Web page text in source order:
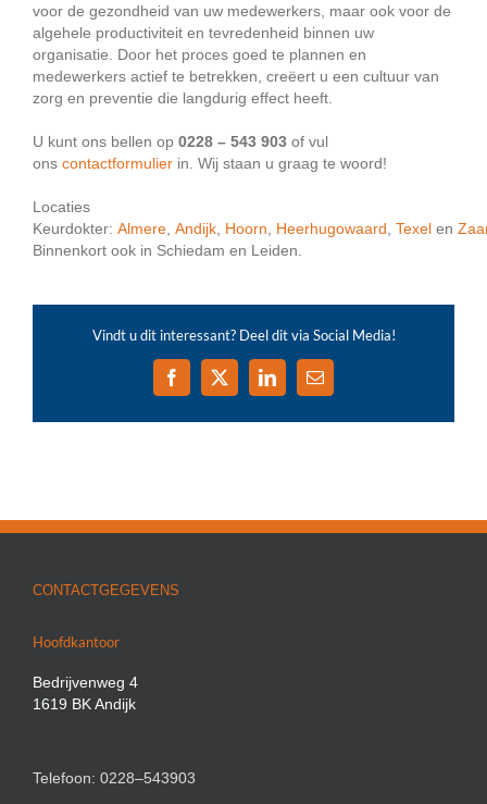
voor de gezondheid van uw medewerkers, maar ook voor de
algehele productiviteit en tevredenheid binnen uw
organisatie. Door het proces goed te plannen en
medewerkers actief te betrekken, creëert u een cultuur van
zorg en preventie die langdurig effect heeft.
U kunt ons bellen op 0228 – 543 903of vul
ons contactformulierin. Wij staan u graag te woord!
Locaties
Keurdokter: Almere, Andijk, Hoorn Heerhugowaard Texelen
Binnenkort ook in Schiedam en Leiden.
Vindt u dit interessant? Deel dit via Social Media!
Facebook
X LinkedIn
E-
mail
CONTACTGEGEVENS
Hoofdkantoor
Bedrijvenweg 4
1619 BK Andijk
Telefoon: 0228–543903